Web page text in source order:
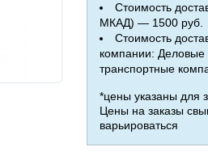
Стоимость
МКАД) — 1500 руб.
Стоимость
компании: Деловые
транспортные
*цены указаны для
Цены на заказы
варьироваться